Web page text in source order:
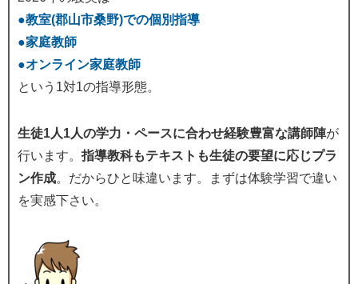
●教室(郡山市桑野)での個別指導
●家庭教師
●オンライン家庭教師
という1対1の指導形態。
生徒1人1人の学力・ペースに合わせ経験豊富な講師陣が
行います。 指導教科もテキストも生徒の要望に応じプラ
ン作成。だからひと味違います。まずは体験学習で違い
を実感下さい。